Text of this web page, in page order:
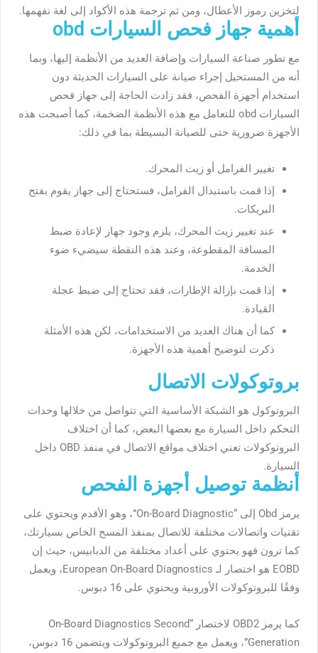
لتخزين رموز الأعطال، ومن ثم ترجمة هذه الأكواد إلى لغة نفهمها.
أهمية جهاز فحص السيارات obd
مع تطور صناعة السيارات وإضافة العديد من الأنظمة إليها، وبما
أنه من المستحيل إجراء صيانة على السيارات الحديثة دون
استخدام أجهزة الفحص، فقد زادت الحاجة إلى جهاز فحص
السيارات obd للتعامل مع هذه الأنظمة الضخمة، كما أصبحت هذه
الأجهزة ضرورية حتى للصيانة البسيطة بما في ذلك:
تغيير الفرامل أو زيت المحرك.
إذا قمت باستبدال الفرامل، فستحتاج إلى جهاز يقوم بفتح
البريكات.
عند تغيير زيت المحرك، يلزم وجود جهاز لإعادة ضبط
المسافة المقطوعة، وعند هذه النقطة سيضيء ضوء
الخدمة.
إذا قمت بإزالة الإطارات، فقد تحتاج إلى ضبط عجلة
القيادة.
كما أن هناك العديد من الاستخدامات، لكن هذه الأمثلة
ذكرت لتوضيح أهمية هذه الأجهزة.
بروتوكولات الاتصال
البروتوكول هو الشبكة الأساسية التي تتواصل من خلالها وحدات
التحكم داخل السيارة مع بعضها البعض، كما أن اختلاف
البروتوكولات تعني اختلاف مواقع الاتصال في منفذ OBD داخل
السيارة.
أنظمة توصيل أجهزة الفحص
يرمز Obd إلى “On-Board Diagnostic”، وهو الأقدم ويحتوي على
تقنيات واتصالات مختلفة للاتصال بمنفذ المسح الخاص بسيارتك،
كما ترون فهو يحتوي على أعداد مختلفة من الدبابيس، حيث إن
EOBD هو اختصار لـ European On-Board Diagnostics، ويعمل
وفقًا للبروتوكولات الأوروبية ويحتوي على 16 دبوس.
كما يرمز OBD2 لاختصار “On-Board Diagnostics Second
Generation”، ويعمل مع جميع البروتوكولات ويتضمن 16 دبوس،